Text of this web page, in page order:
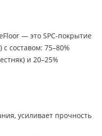
— это SPC-покрытие
составом: 75–80%
и 20–25%
усиливает прочность